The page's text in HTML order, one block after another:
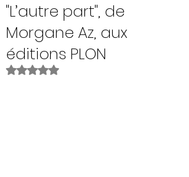
"L’autre part", de
Morgane Az, aux
éditions PLON
Noté NaN étoiles sur 5.